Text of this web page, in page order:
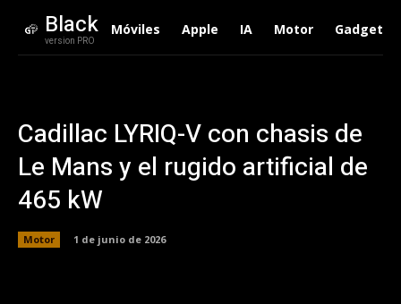
Black
version PRO
Móviles Apple IA Motor Gadgets
Cadillac LYRIQ-V con chasis de
Le Mans y el rugido artificial de
465 kW
Motor 1 de junio de 2026